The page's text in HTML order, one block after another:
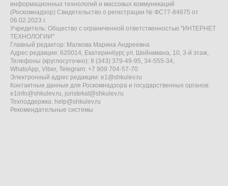
информационных технологий и массовых коммуникаций
(Роскомнадзор) Свидетельство о регистрации № ФС77-84675 от
06.02.2023 г.
Учредитель: Общество с ограниченной ответственностью "ИНТЕРНЕТ
ТЕХНОЛОГИИ"
Главный редактор: Малкова Марина Андреевна
Адрес редакции: 620014, Екатеринбург, ул. Шейнкмана, 10, 3-й этаж,
Телефоны (круглосуточно): 8 (343) 379-49-95, 34-555-34,
WhatsApp, Viber, Telegram: +7 909 704-57-70
Электронный адрес редакции: e1@shkulev.ru
Контактные данные для Роскомнадзора и государственных органов:
e1info@shkulev.ru, juristekat@shkulev.ru
Техподдержка: help@shkulev.ru
Рекомендательные системы